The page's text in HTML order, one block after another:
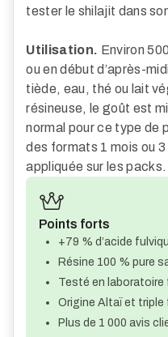
tester le shilajit dans
Utilisation. Environ
ou en début d’après-
tiède, eau, thé ou lait
résineuse, le goût est
normal pour ce type de
des formats 1 mois ou
appliquée sur les packs.
Points forts
+79 % d’acide
Résine 100 % pure
Testé en laboratoire
Origine Altaï et triple
Plus de 1 000 avis